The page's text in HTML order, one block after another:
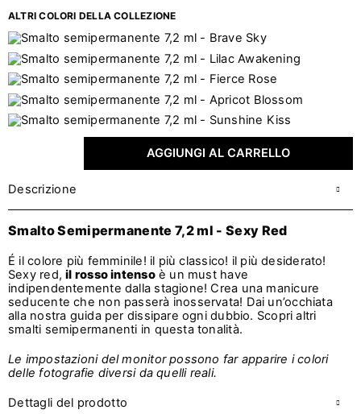
ALTRI COLORI DELLA COLLEZIONE
AGGIUNGI AL CARRELLO
Descrizione
Smalto Semipermanente 7,2 ml - Sexy Red
É il colore più femminile! il più classico! il più desiderato!
Sexy red,il rosso intensoè un must have
indipendentemente dalla stagione! Crea una manicure
seducente che non passerà inosservata! Dai un’occhiata
alla nostra guida per dissipare ogni dubbio. Scopri altri
smalti semipermanenti in questa tonalità.
Le impostazioni del monitor possono far apparire i colori
delle fotografie diversi da quelli reali.
Dettagli del prodotto